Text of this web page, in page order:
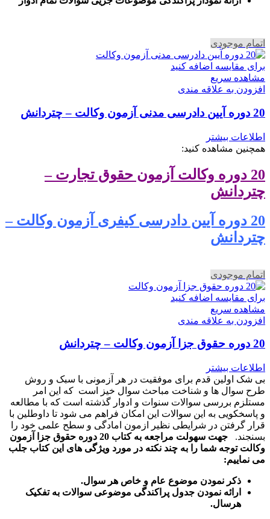
اتمام موجودی
برای مقایسه اضافه کنید
مشاهده سریع
افزودن به علاقه مندی
20 دوره آیین دادرسی مدنی آزمون وکالت – چتردانش
اطلاعات بیشتر
همچنین مشاهده کنید:
20 دوره وکالت آزمون حقوق تجارت –
چتردانش
20 دوره آیین دادرسی کیفری آزمون وکالت –
چتردانش
اتمام موجودی
برای مقایسه اضافه کنید
مشاهده سریع
افزودن به علاقه مندی
20 دوره حقوق جزا آزمون وکالت – چتردانش
اطلاعات بیشتر
بی شک اولین قدم برای موفقیت در هر آزمونی با سبک و روش
طرح سوال ها و شناخت مباحث سوال خیز است که این امر
مستلزم بررسی سوالات سنوات و ادوار گذشته است که با مطالعه
و پاسخکویی به این سوالات این امکان فراهم می شود تا داوطلین با
قرار گرفتن در شرایطی نظیر ازمون امادگی و سطح علمی خود را
بسنجند.
جهت سهولت مراجعه به کتاب 20 دوره حقوق جزا آزمون
وکالت توجه شما را به چند نکته در مورد ویژگی های این کتاب جلب
می نماییم:
ذکر نمودن موضوع عام و خاص هر سوال.
ارائه نمودن جدول پراکندگی موضوعی سوالات به تفکیک
هرسال.